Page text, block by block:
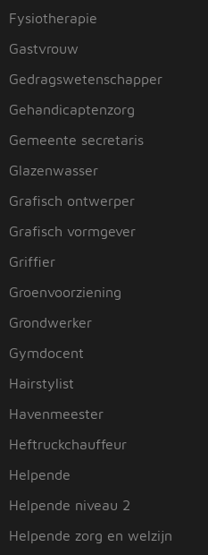
Fysiotherapie
Gastvrouw
Gedragswetenschapper
Gehandicaptenzorg
Gemeente secretaris
Glazenwasser
Grafisch ontwerper
Grafisch vormgever
Griffier
Groenvoorziening
Grondwerker
Gymdocent
Hairstylist
Havenmeester
Heftruckchauffeur
Helpende
Helpende niveau 2
Helpende zorg en welzijn